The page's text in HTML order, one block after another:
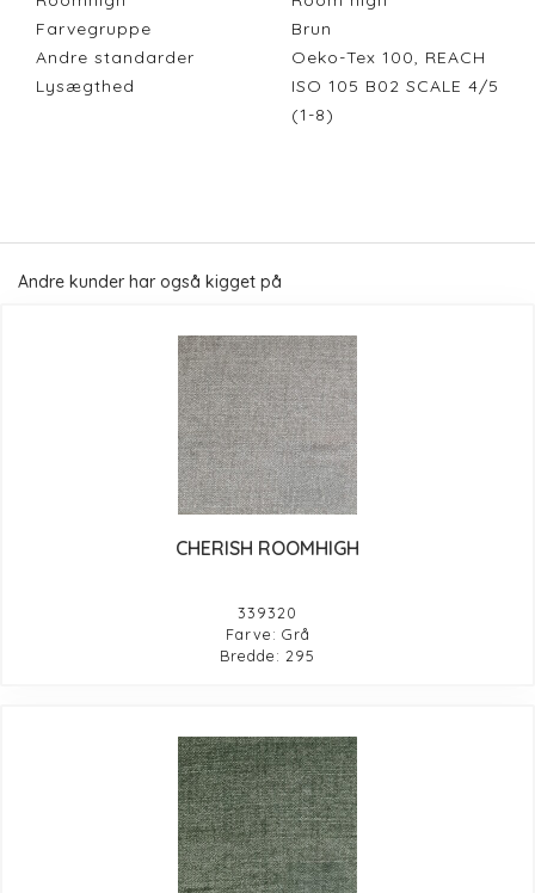
Farvegruppe
Brun
Andre standarder
Oeko-Tex 100, REACH
Lysægthed
ISO 105 B02 SCALE 4/5
(1-8)
Andre kunder har også kigget på
CHERISH ROOMHIGH
339320
Farve: Grå
Bredde: 295